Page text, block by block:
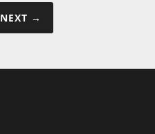
NEXT →